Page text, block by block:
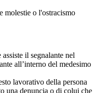
molestie o l'ostracismo
il segnalante nel
all’interno del medesimo
lavorativo della persona
una denuncia o di colui che